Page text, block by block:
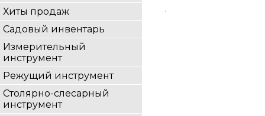
Хиты продаж
Садовый инвентарь
Измерительный
инструмент
Режущий инструмент
Столярно-слесарный
инструмент